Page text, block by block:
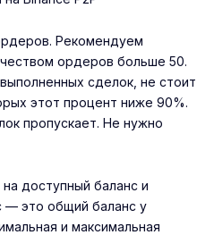
Рекомендуем
ордеров больше 50.
сделок, не стоит
этот процент ниже 90%.
пропускает. Не нужно
доступный баланс и
— это общий баланс у
и максимальная